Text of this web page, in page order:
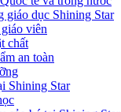
giáo dục Shining Star
viên
chất
an toàn
Shining Star